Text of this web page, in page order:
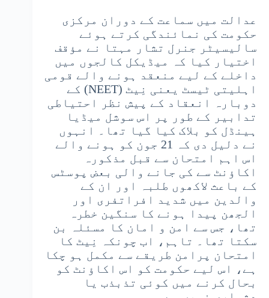
عدالت میں سماعت کے دوران مرکزی
حکومت کی نمائندگی کرتے ہوئے
سالیسیٹر جنرل تشار مہتا نے مؤقف
اختیار کیا کہ میڈیکل کالجوں میں
داخلے کے لیے منعقد ہونے والے قومی
اہلیتی ٹیسٹ یعنی نِیٹ (NEET) کے
دوبارہ انعقاد کے پیش نظر احتیاطی
تدابیر کے طور پر اس سوشل میڈیا
ہینڈل کو بلاک کیا گیا تھا۔
انہوں
نے دلیل دی کہ 21 جون کو ہونے والے
اس اہم امتحان سے قبل مذکورہ
اکاؤنٹ سے کی جانے والی بعض پوسٹس
کے باعث لاکھوں طلبہ اور ان کے
والدین میں شدید افراتفری اور
الجھن پیدا ہونے کا سنگین خطرہ
تھا، جس سے امن و امان کا مسئلہ بن
سکتا تھا۔ تاہم، اب چونکہ نِیٹ کا
امتحان پرامن طریقے سے مکمل ہو چکا
ہے، اس لیے حکومت کو اس اکاؤنٹ کو
بحال کرنے میں کوئی تذبذب یا